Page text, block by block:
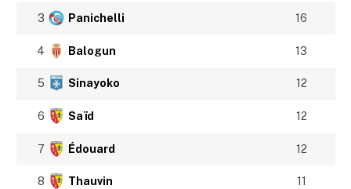
3 Panichelli 16
4 Balogun 13
5 Sinayoko 12
6 Saïd 12
7 Édouard 12
8 Thauvin 11